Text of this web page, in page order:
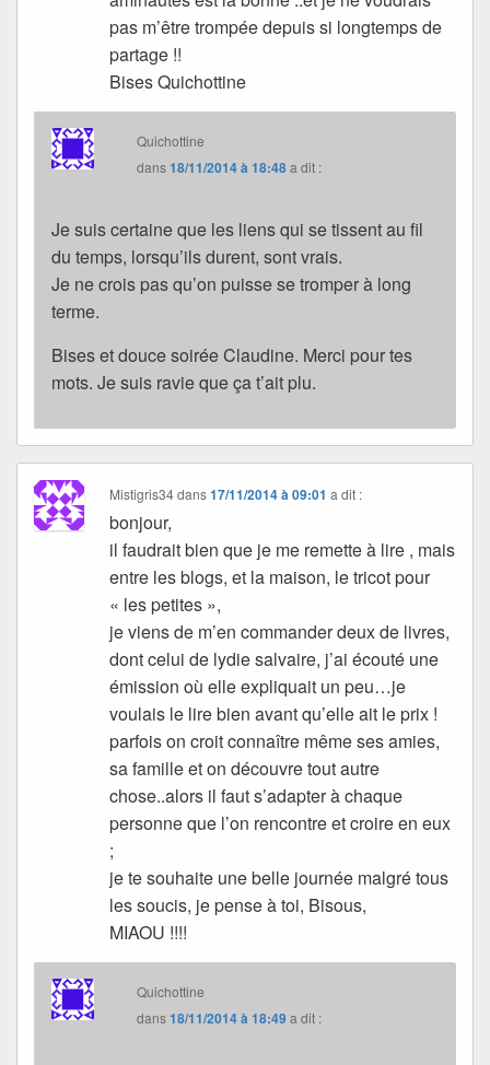
pas m’être trompée depuis si longtemps de
partage !!
Bises Quichottine
Quichottine
dans18/11/2014 à 18:48a dit :
Je suis certaine que les liens qui se tissent au fil
du temps, lorsqu’ils durent, sont vrais.
Je ne crois pas qu’on puisse se tromper à long
terme.
Bises et douce soirée Claudine. Merci pour tes
mots. Je suis ravie que ça t’ait plu.
Mistigris34dans17/11/2014 à 09:01 a dit :
bonjour,
il faudrait bien que je me remette à lire , mais
entre les blogs, et la maison, le tricot pour
« les petites »,
je viens de m’en commander deux de livres,
dont celui de lydie salvaire, j’ai écouté une
émission où elle expliquait un peu…je
voulais le lire bien avant qu’elle ait le prix !
parfois on croit connaître même ses amies,
sa famille et on découvre tout autre
chose..alors il faut s’adapter à chaque
personne que l’on rencontre et croire en eux
;
je te souhaite une belle journée malgré tous
les soucis, je pense à toi, Bisous,
MIAOU !!!!
Quichottine
dans18/11/2014 à 18:49a dit :